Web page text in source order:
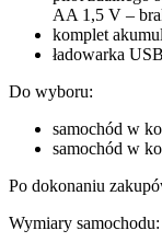
AA 1,5 V –
komplet
ładowarka
Do wyboru:
samochód w
samochód w
Po dokonaniu
Wymiary